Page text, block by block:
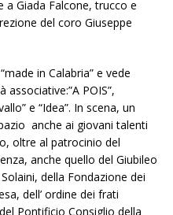
a Giada Falcone, trucco e
del coro Giuseppe
in Calabria” e vede
POIS”,
e “Idea”. In scena, un
anche ai giovani talenti
oltre al patrocinio del
anche quello del Giubileo
della Fondazione dei
dell’ ordine dei frati
Pontificio Consiglio della